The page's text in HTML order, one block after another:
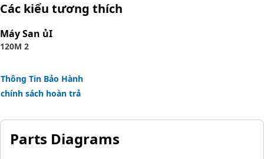
Các kiểu tương thích
Máy San ủI
120M 2
Thông Tin Bảo Hành
chính sách hoàn trả
Parts Diagrams